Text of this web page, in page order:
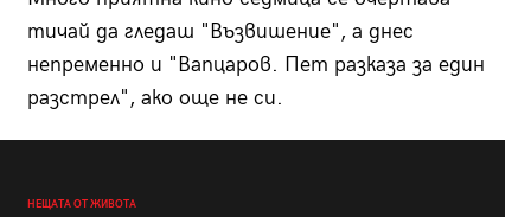
тичай да гледаш "Възвишение", а днес
непременно и "Вапцаров. Пет разказа за един
разстрел", ако още не си.
НЕЩАТА ОТ ЖИВОТА